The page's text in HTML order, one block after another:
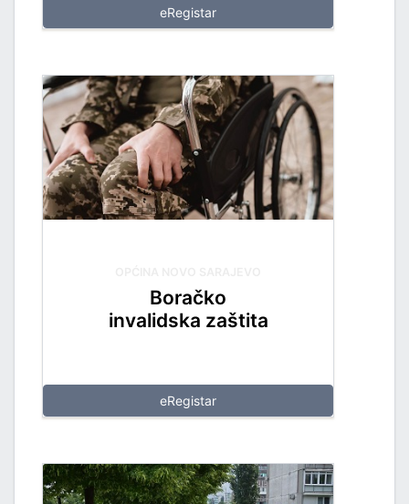
eRegistar
Boračko
invalidska zaštita
eRegistar